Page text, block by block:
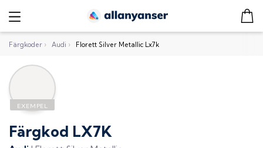
Färgkoder › Audi › Florett Silver Metallic Lx7k
Färgkod LX7K